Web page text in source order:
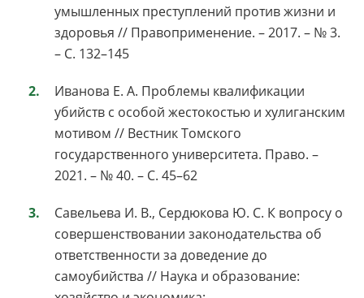
умышленных преступлений против жизни и
здоровья // Правоприменение. – 2017. – № 3.
– С. 132–145
Иванова Е. А. Проблемы квалификации
убийств с особой жестокостью и хулиганским
мотивом // Вестник Томского
государственного университета. Право. –
2021. – № 40. – С. 45–62
Савельева И. В., Сердюкова Ю. С. К вопросу о
совершенствовании законодательства об
ответственности за доведение до
самоубийства // Наука и образование: